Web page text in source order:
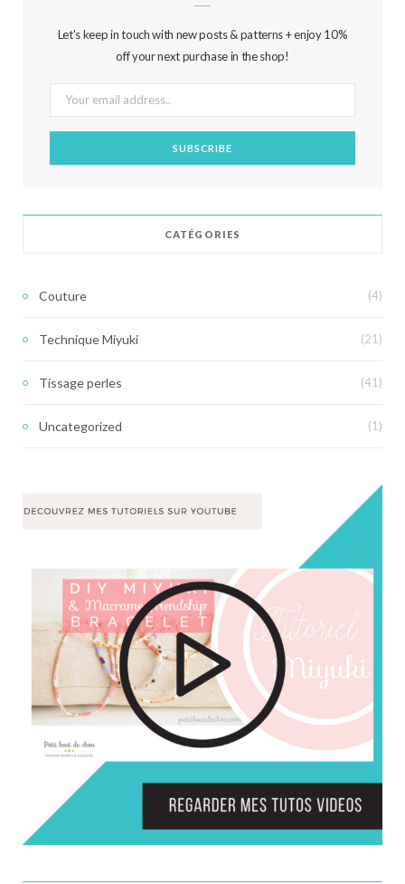
Let's keep in touch with new posts & patterns + enjoy 10%
off your next purchase in the shop!
CATÉGORIES
Couture (4)
Technique Miyuki (21)
Tissage perles (41)
Uncategorized (1)